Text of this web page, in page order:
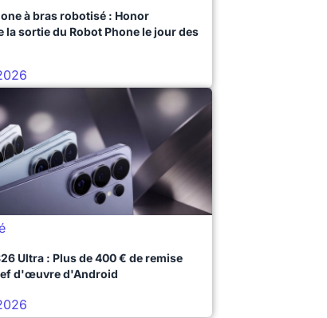
à bras robotisé : Honor
la sortie du Robot Phone le jour des
Ultra : Plus de 400 € de remise
d'œuvre d'Android